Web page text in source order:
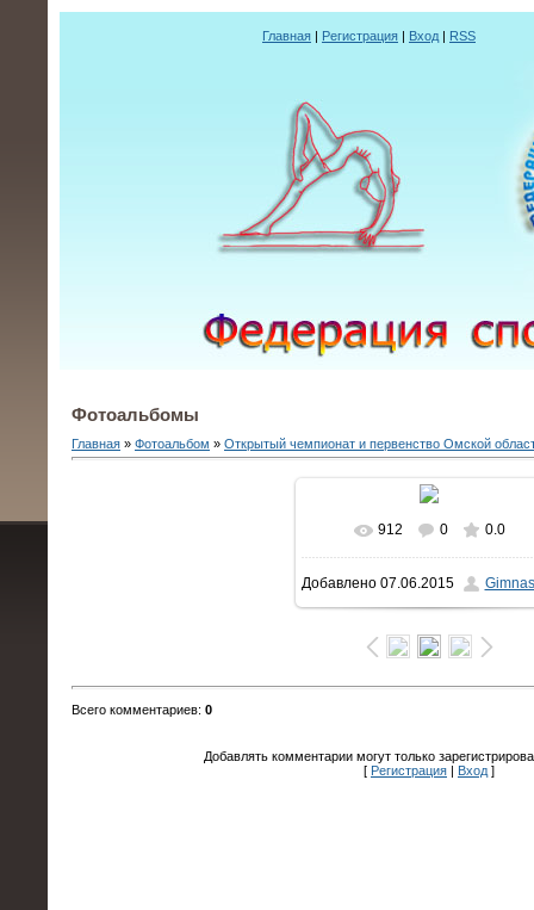
Главная | Регистрация | Вход | RSS
Фотоальбомы
Главная » Фотоальбом » Открытый чемпионат и первенство Омской
В реальном размере
1600x1066/ 105.4Kb
912 0 0.0
Добавлено07.06.2015
Всего комментариев: 0
Добавлять комментарии могут только
[ Регистрация Вход]